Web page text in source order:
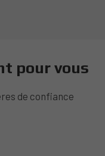
pour vous
de confiance